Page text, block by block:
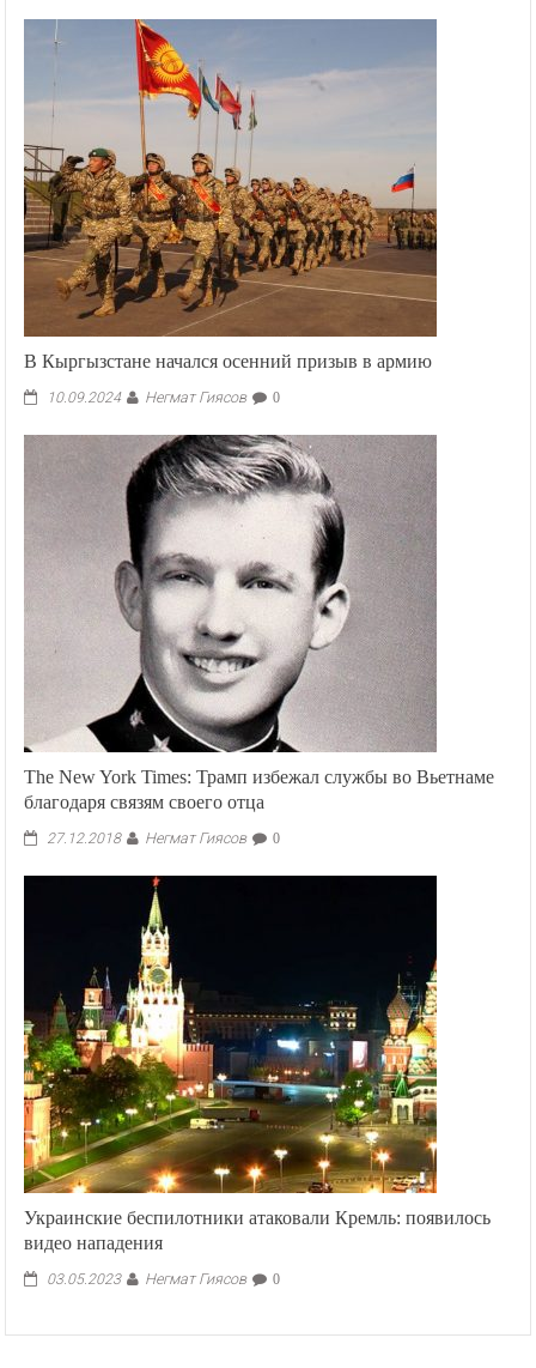
В Кыргызстане начался осенний призыв в армию
10.09.2024 Негмат Гиясов 0
The New York Times: Трамп избежал службы во Вьетнаме
благодаря связям своего отца
27.12.2018 Негмат Гиясов 0
Украинские беспилотники атаковали Кремль: появилось
видео нападения
03.05.2023 Негмат Гиясов 0